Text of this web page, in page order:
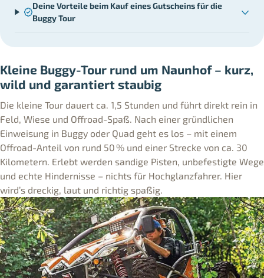
Deine Vorteile beim Kauf eines Gutscheins für die
Buggy Tour
Kleine Buggy-Tour rund um Naunhof – kurz,
wild und garantiert staubig
Die kleine Tour dauert ca. 1,5 Stunden und führt direkt rein in
Feld, Wiese und Offroad-Spaß. Nach einer gründlichen
Einweisung in Buggy oder Quad geht es los – mit einem
Offroad-Anteil von rund 50 % und einer Strecke von ca. 30
Kilometern. Erlebt werden sandige Pisten, unbefestigte Wege
und echte Hindernisse – nichts für Hochglanzfahrer. Hier
wird’s dreckig, laut und richtig spaßig.